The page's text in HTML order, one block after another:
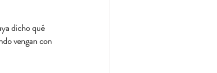
dicho qué
vengan con